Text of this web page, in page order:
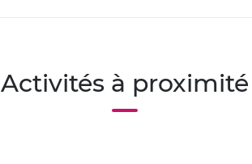
Activités à proximité